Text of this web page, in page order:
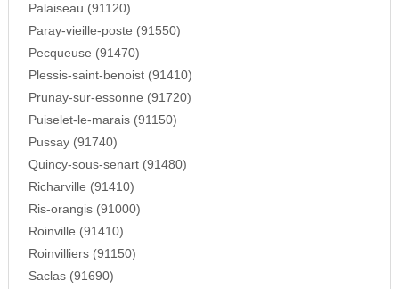
Palaiseau (91120)
Paray-vieille-poste (91550)
Pecqueuse (91470)
Plessis-saint-benoist (91410)
Prunay-sur-essonne (91720)
Puiselet-le-marais (91150)
Pussay (91740)
Quincy-sous-senart (91480)
Richarville (91410)
Ris-orangis (91000)
Roinville (91410)
Roinvilliers (91150)
Saclas (91690)